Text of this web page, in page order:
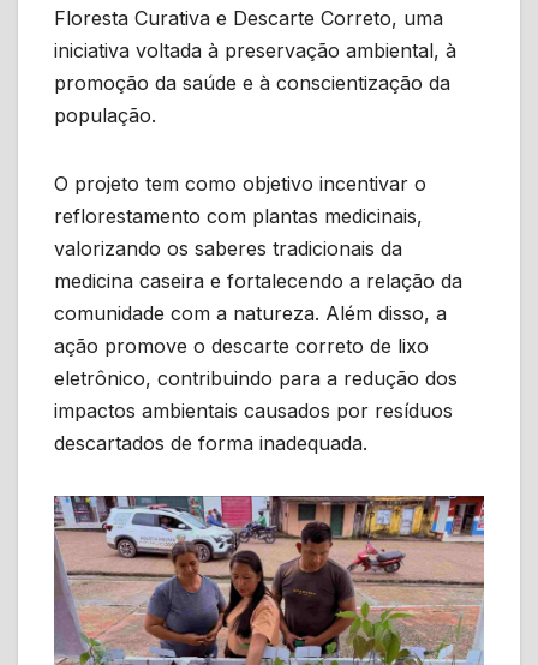
Floresta Curativa e Descarte Correto, uma
iniciativa voltada à preservação ambiental, à
promoção da saúde e à conscientização da
população.
O projeto tem como objetivo incentivar o
reflorestamento com plantas medicinais,
valorizando os saberes tradicionais da
medicina caseira e fortalecendo a relação da
comunidade com a natureza. Além disso, a
ação promove o descarte correto de lixo
eletrônico, contribuindo para a redução dos
impactos ambientais causados por resíduos
descartados de forma inadequada.